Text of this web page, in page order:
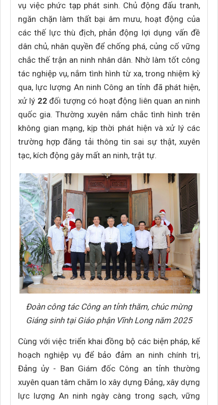
vụ việc phức tạp phát sinh. Chủ động đấu tranh,
ngăn chặn làm thất bại âm mưu, hoạt động của
các thế lực thù địch, phản động lợi dụng vấn đề
dân chủ, nhân quyền để chống phá, củng cố vững
chắc thế trận an ninh nhân dân. Nhờ làm tốt công
tác nghiệp vụ, nắm tình hình từ xa, trong nhiệm kỳ
qua, lực lượng An ninh Công an tỉnh đã phát hiện,
xử lý 22 đối tượng có hoạt động liên quan an ninh
quốc gia. Thường xuyên nắm chắc tình hình trên
không gian mạng, kịp thời phát hiện và xử lý các
trường hợp đăng tải thông tin sai sự thật, xuyên
tạc, kích động gây mất an ninh, trật tự.
Đoàn công tác Công an tỉnh thăm, chúc mừng
Giáng sinh tại Giáo phận Vĩnh Long năm 2025
Cùng với việc triển khai đồng bộ các biện pháp, kế
hoạch nghiệp vụ để bảo đảm an ninh chính trị,
Đảng ủy - Ban Giám đốc Công an tỉnh thường
xuyên quan tâm chăm lo xây dựng Đảng, xây dựng
lực lượng An ninh ngày càng trong sạch, vững